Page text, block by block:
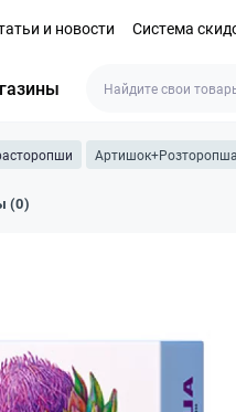
и новости Система
(0)